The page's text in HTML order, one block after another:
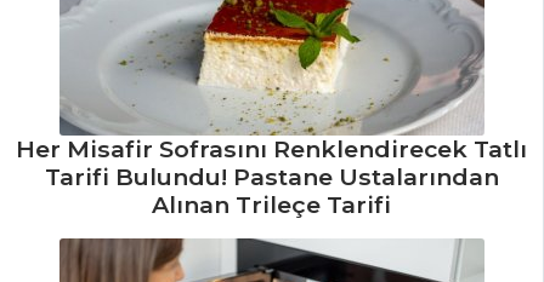
Hamuru Tarifi,
Nasıl Yapılır?
Pilav ve Makarna
Tüm Tarifleri
PASTA VE
TATLILAR
Her Misafir Sofrasını Renklendirecek Tatlı
Tarifi Bulundu! Pastane Ustalarından
Alınan Trileçe Tarifi